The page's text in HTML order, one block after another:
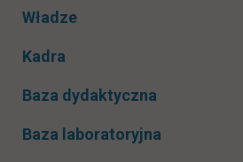
Władze
Kadra
Baza dydaktyczna
Baza laboratoryjna